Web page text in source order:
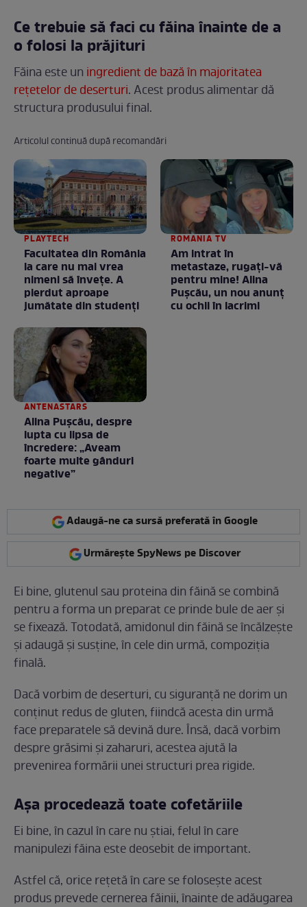
Ce trebuie să faci cu făina înainte de a
o folosi la prăjituri
Făina este un ingredient de bază în majoritatea
rețetelor de deserturi. Acest produs alimentar dă
structura produsului final.
Articolul continuă după recomandări
PLAYTECH
Facultatea din România
la care nu mai vrea
nimeni să înveţe. A
pierdut aproape
jumătate din studenţi
ROMANIA TV
Am intrat în
metastaze, rugaţi-vă
pentru mine! Alina
Puşcău, un nou anunţ
cu ochii în lacrimi
ANTENASTARS
Alina Pușcău, despre
lupta cu lipsa de
încredere: „Aveam
foarte multe gânduri
negative”
Adaugă-ne ca sursă preferată în Google
Urmărește SpyNews pe Discover
Ei bine, glutenul sau proteina din făină se combină
pentru a forma un preparat ce prinde bule de aer și
se fixează. Totodată, amidonul din făină se încălzește
și adaugă și susține, în cele din urmă, compoziția
finală.
Dacă vorbim de deserturi, cu siguranță ne dorim un
conținut redus de gluten, fiindcă acesta din urmă
face preparatele să devină dure. Însă, dacă vorbim
despre grăsimi și zaharuri, acestea ajută la
prevenirea formării unei structuri prea rigide.
Așa procedează toate cofetăriile
Ei bine, în cazul în care nu știai, felul în care
manipulezi făina este deosebit de important.
Astfel că, orice rețetă în care se folosește acest
produs prevede cernerea făinii, înainte de adăugarea